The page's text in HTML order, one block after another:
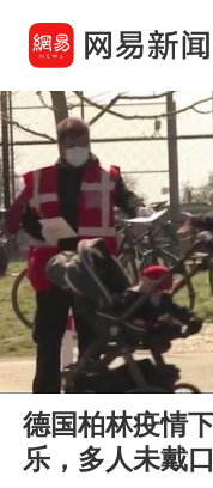
00:00
德国柏林疫情
乐，多人未戴